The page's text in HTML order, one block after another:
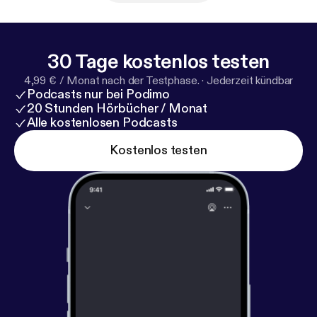
30 Tage kostenlos testen
4,99 € / Monat nach der Testphase. · Jederzeit kündbar
Podcasts nur bei Podimo
20 Stunden Hörbücher / Monat
Alle kostenlosen Podcasts
Kostenlos testen